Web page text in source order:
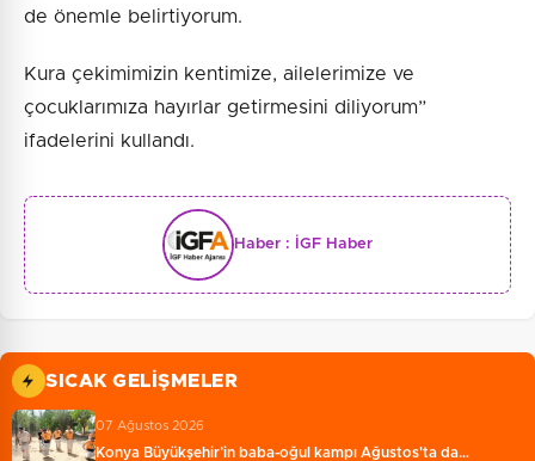
de önemle belirtiyorum.
Kura çekimimizin kentimize, ailelerimize ve
çocuklarımıza hayırlar getirmesini diliyorum”
ifadelerini kullandı.
Haber : İGF Haber
SICAK GELIŞMELER
07 Ağustos 2026
Konya Büyükşehir’in baba-oğul kampı Ağustos'ta da…